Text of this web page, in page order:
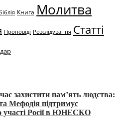
Книга Молитва
Проповіді Розслідування Статті
захистити пам’ять людства:
Мефодія підтримує
участі Росії в ЮНЕСКО